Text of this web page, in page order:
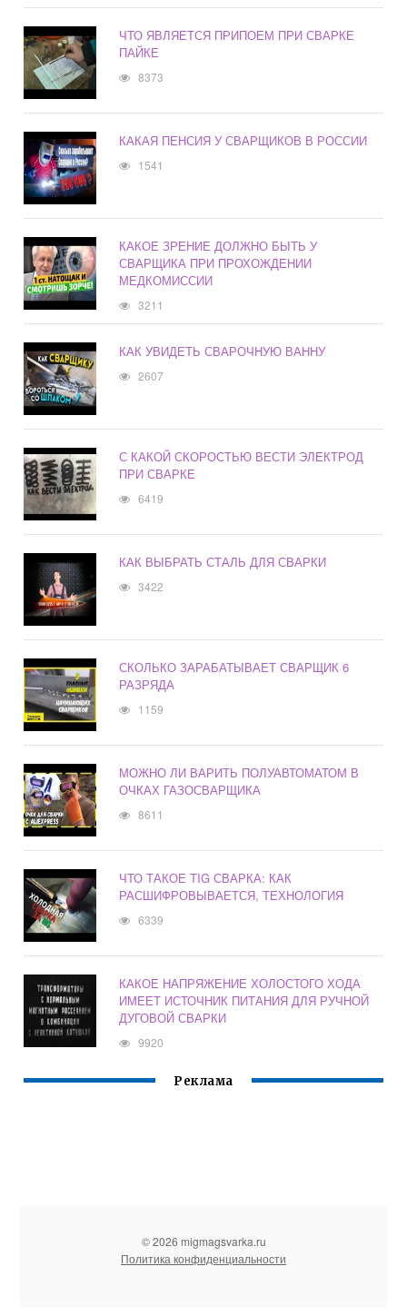
ЧТО ЯВЛЯЕТСЯ ПРИПОЕМ ПРИ СВАРКЕ
ПАЙКЕ
8373
КАКАЯ ПЕНСИЯ У СВАРЩИКОВ В РОССИИ
1541
КАКОЕ ЗРЕНИЕ ДОЛЖНО БЫТЬ У
СВАРЩИКА ПРИ ПРОХОЖДЕНИИ
МЕДКОМИССИИ
3211
КАК УВИДЕТЬ СВАРОЧНУЮ ВАННУ
2607
С КАКОЙ СКОРОСТЬЮ ВЕСТИ ЭЛЕКТРОД
ПРИ СВАРКЕ
6419
КАК ВЫБРАТЬ СТАЛЬ ДЛЯ СВАРКИ
3422
СКОЛЬКО ЗАРАБАТЫВАЕТ СВАРЩИК 6
РАЗРЯДА
1159
МОЖНО ЛИ ВАРИТЬ ПОЛУАВТОМАТОМ В
ОЧКАХ ГАЗОСВАРЩИКА
8611
ЧТО ТАКОЕ TIG СВАРКА: КАК
РАСШИФРОВЫВАЕТСЯ, ТЕХНОЛОГИЯ
6339
КАКОЕ НАПРЯЖЕНИЕ ХОЛОСТОГО ХОДА
ИМЕЕТ ИСТОЧНИК ПИТАНИЯ ДЛЯ РУЧНОЙ
ДУГОВОЙ СВАРКИ
9920
Реклама
© 2026 migmagsvarka.ru
Политика конфиденциальности